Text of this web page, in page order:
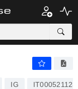
IG